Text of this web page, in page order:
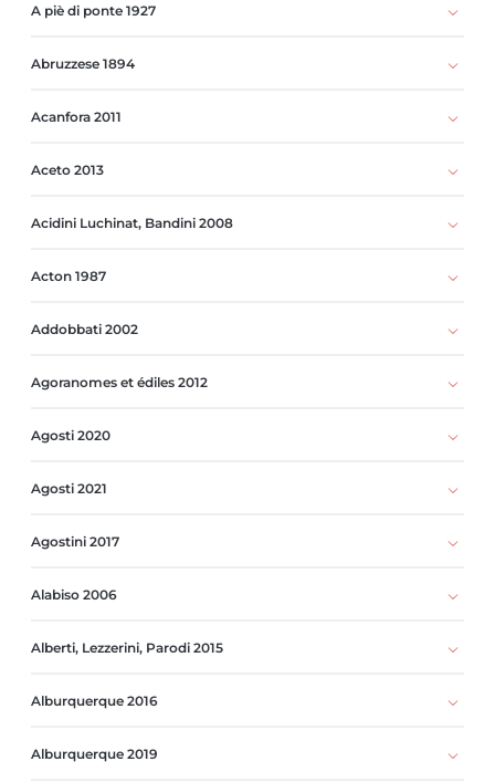
A piè di ponte 1927
Abruzzese 1894
Acanfora 2011
Aceto 2013
Acidini Luchinat, Bandini 2008
Acton 1987
Addobbati 2002
Agoranomes et édiles 2012
Agosti 2020
Agosti 2021
Agostini 2017
Alabiso 2006
Alberti, Lezzerini, Parodi 2015
Alburquerque 2016
Alburquerque 2019